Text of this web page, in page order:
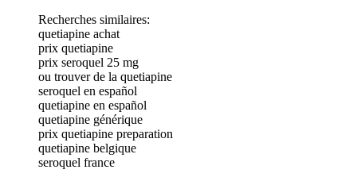
Recherches similaires:
quetiapine achat
prix quetiapine
prix seroquel 25 mg
ou trouver de la quetiapine
seroquel en español
quetiapine en español
quetiapine générique
prix quetiapine preparation
quetiapine belgique
seroquel france